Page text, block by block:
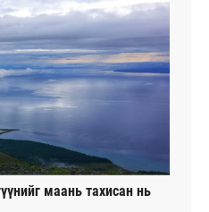
маань тахисан нь